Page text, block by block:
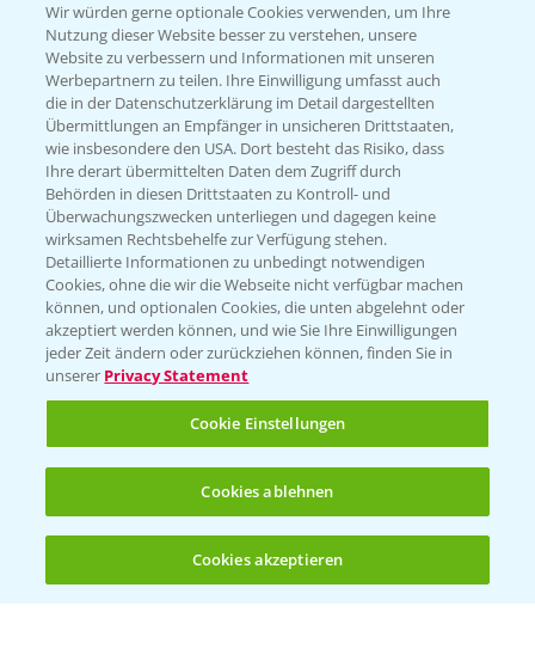
(noch 4)
Bayer Links
Bayer Global
Bayer CropScience World
Bayer Karriere
Bayer CropScience Austria
Bayer CropScience Schweiz
Presse
Vegetables Deutschland
Infos
LINKS
Apps
Wetter Aktuell
Wir würden gerne optionale Cookies verwenden, um Ihre
Nutzung dieser Website besser zu verstehen, unsere
Website zu verbessern und Informationen mit unseren
Werbepartnern zu teilen. Ihre Einwilligung umfasst auch
die in der Datenschutzerklärung im Detail dargestellten
Übermittlungen an Empfänger in unsicheren Drittstaaten,
wie insbesondere den USA. Dort besteht das Risiko, dass
Ihre derart übermittelten Daten dem Zugriff durch
Behörden in diesen Drittstaaten zu Kontroll- und
Überwachungszwecken unterliegen und dagegen keine
wirksamen Rechtsbehelfe zur Verfügung stehen.
Detaillierte Informationen zu unbedingt notwendigen
Cookies, ohne die wir die Webseite nicht verfügbar machen
können, und optionalen Cookies, die unten abgelehnt oder
akzeptiert werden können, und wie Sie Ihre Einwilligungen
jeder Zeit ändern oder zurückziehen können, finden Sie in
unserer Privacy Statement
Cookie Einstellungen
Cookies ablehnen
Cookies akzeptieren